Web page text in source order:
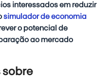
interessados em reduzir
simulador de economia
o potencial de
ao mercado
sobre